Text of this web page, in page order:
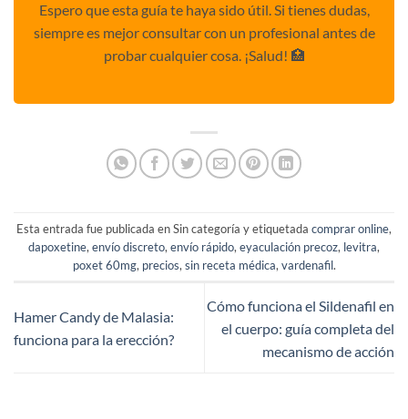
Espero que esta guía te haya sido útil. Si tienes dudas,
siempre es mejor consultar con un profesional antes de
probar cualquier cosa. ¡Salud! 🏥
Esta entrada fue publicada en Sin categoría y etiquetada comprar online,
dapoxetine, envío discreto, envío rápido, eyaculación precoz, levitra,
poxet 60mg, precios, sin receta médica, vardenafil.
Hamer Candy de Malasia:
funciona para la erección?
Cómo funciona el Sildenafil en
el cuerpo: guía completa del
mecanismo de acción